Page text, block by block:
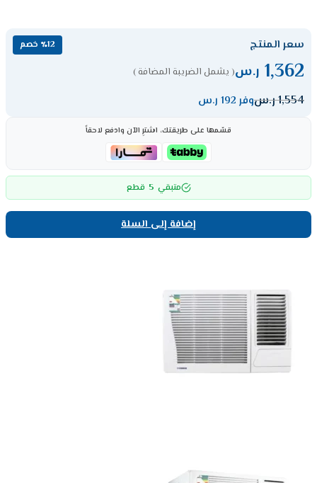
سعر المنتج ٪12 خصم
1,362 ر.س( يشمل الضريبة المضافة )
1,554ر.سوفر 192 ر.س
قسّمها على طريقتك، اشترِ الآن وادفع لاحقاً
متبقي 5 قطع
إضافة إلى السلة